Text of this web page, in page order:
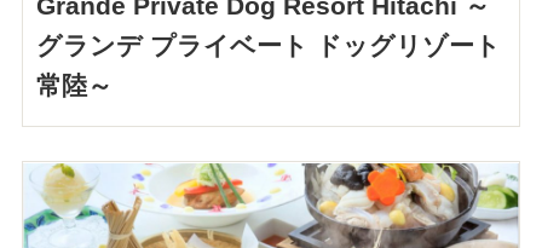
Grande Private Dog Resort Hitachi ～
グランデ プライベート ドッグリゾート
常陸～